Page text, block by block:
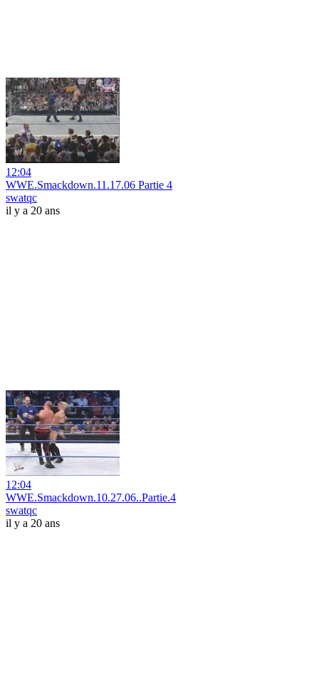
12:04
WWE.Smackdown.11.17.06 Partie 4
swatqc
il y a 20 ans
12:04
WWE.Smackdown.10.27.06..Partie.4
swatqc
il y a 20 ans